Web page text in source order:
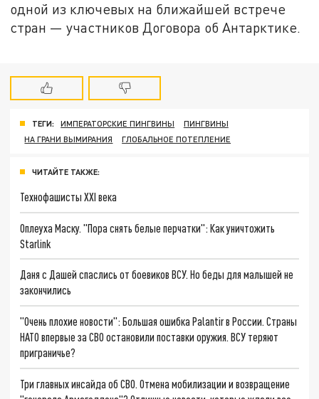
одной из ключевых на ближайшей встрече
стран — участников Договора об Антарктике.
ТЕГИ: ИМПЕРАТОРСКИЕ ПИНГВИНЫ
ПИНГВИНЫ
НА ГРАНИ ВЫМИРАНИЯ
ГЛОБАЛЬНОЕ ПОТЕПЛЕНИЕ
ЧИТАЙТЕ ТАКЖЕ:
Технофашисты XXI века
Оплеуха Маску. "Пора снять белые перчатки": Как уничтожить
Starlink
Даня с Дашей спаслись от боевиков ВСУ. Но беды для малышей не
закончились
"Очень плохие новости": Большая ошибка Palantir в России. Страны
НАТО впервые за СВО остановили поставки оружия. ВСУ теряют
приграничье?
Три главных инсайда об СВО. Отмена мобилизации и возвращение